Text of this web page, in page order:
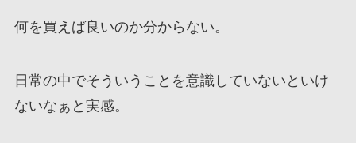
何を買えば良いのか分からない。
日常の中でそういうことを意識していないといけ
ないなぁと実感。